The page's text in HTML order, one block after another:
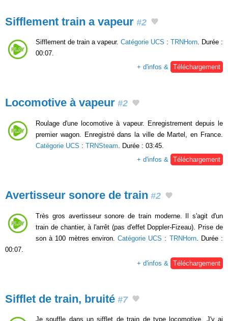
Sifflement train a vapeur #2
Sifflement de train a vapeur. Catégorie UCS : TRNHorn. Durée :
00:07.
+ d'infos & Téléchargement
Locomotive à vapeur #2
Roulage d'une locomotive à vapeur. Enregistrement depuis le
premier wagon. Enregistré dans la ville de Martel, en France.
Catégorie UCS : TRNSteam . Durée : 03:45.
+ d'infos &
Téléchargement
Avertisseur sonore de train #2
Très gros avertisseur sonore de train moderne. Il s'agit d'un
train de chantier, à l'arrêt (pas d'effet Doppler-Fizeau). Prise de
son à 100 mètres environ. Catégorie UCS : TRNHorn. Durée :
00:07.
+ d'infos &
Téléchargement
Sifflet de train, bruité #7
Je souffle dans un sifflet de train de type locomotive. J'y ai